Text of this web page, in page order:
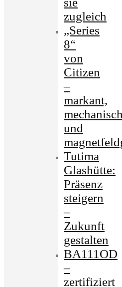
zugleich
„Series
8“
von
Citizen
–
markant,
mechanisch
und
Tutima
Glashütte:
Präsenz
steigern
–
Zukunft
gestalten
BA111OD
–
zertifiziert